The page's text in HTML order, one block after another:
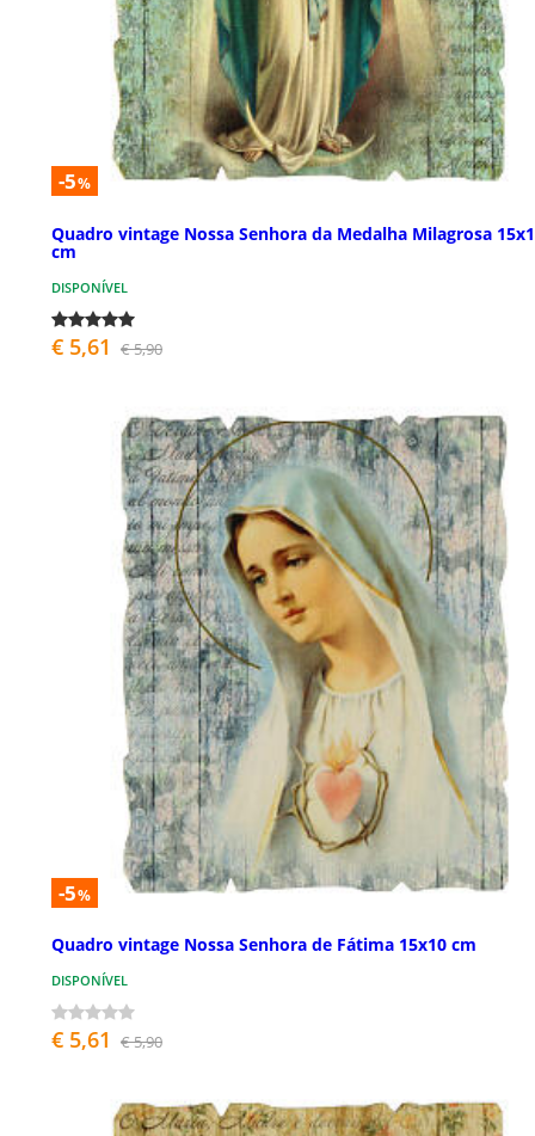
-5%
Quadro vintage Nossa Senhora da Medalha Milagrosa
cm
DISPONÍVEL
€ 5,61 € 5,90
-5%
Quadro vintage Nossa Senhora de Fátima 15x10 cm
DISPONÍVEL
€ 5,61 € 5,90